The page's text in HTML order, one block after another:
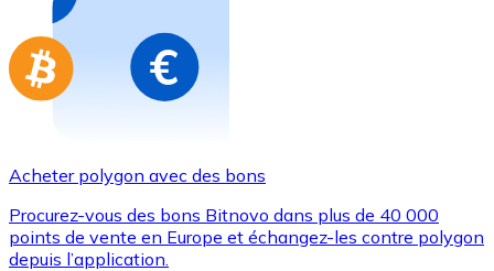
Aller à la boutique de cartes-cadeaux
Acheter polygon avec des bons
Procurez-vous des bons Bitnovo dans plus de 40 000
points de vente en Europe et échangez-les contre polygon
depuis l’application.